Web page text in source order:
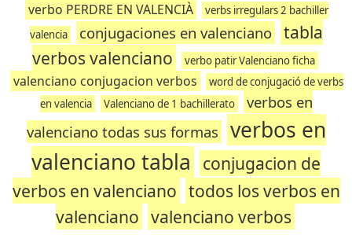
verbo PERDRE EN VALENCIÀ
verbs irregulars 2 bachiller
valencia
conjugaciones en valenciano
tabla
verbos valenciano
verbo patir Valenciano ficha
valenciano conjugacion verbos
word de conjugació de verbs
en valencia
Valenciano de 1 bachillerato
verbos en
valenciano todas sus formas
verbos en
valenciano tabla
conjugacion de
verbos en valenciano todos los verbos en
valenciano valenciano verbos